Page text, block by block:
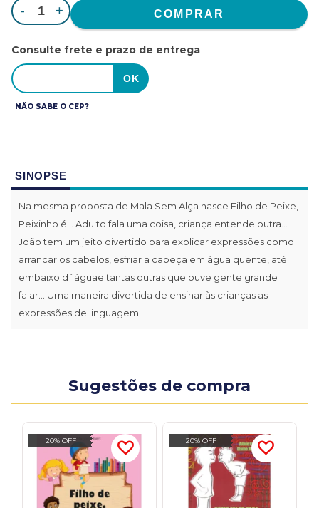
- +
Consulte frete e prazo de entrega
NÃO SABE O CEP?
SINOPSE
Na mesma proposta de Mala Sem Alça nasce Filho de Peixe,
Peixinho é... Adulto fala uma coisa, criança entende outra...
João tem um jeito divertido para explicar expressões como
arrancar os cabelos, esfriar a cabeça em água quente, até
embaixo d´águae tantas outras que ouve gente grande
falar... Uma maneira divertida de ensinar às crianças as
expressões de linguagem.
Sugestões de compra
20% OFF 20% OFF